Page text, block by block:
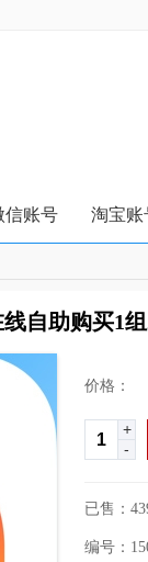
信账号 淘宝账
自助购买1
价格：
+
-
已售：
编号：